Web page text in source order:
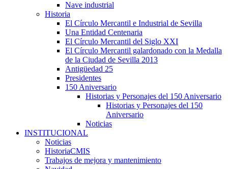
Nave industrial
Historia
El Círculo Mercantil e Industrial de Sevilla
Una Entidad Centenaria
El Círculo Mercantil del Siglo XXI
El Círculo Mercantil galardonado con la Medalla
de la Ciudad de Sevilla 2013
Antigüedad 25
Presidentes
150 Aniversario
Historias y Personajes del 150 Aniversario
Historias y Personajes del 150
Aniversario
Noticias
INSTITUCIONAL
Noticias
HistoriaCMIS
Trabajos de mejora y mantenimiento